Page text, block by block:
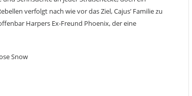
verfolgt nach wie vor das Ziel, Cajus’ Familie zu
Harpers Ex-Freund Phoenix, der eine
Snow